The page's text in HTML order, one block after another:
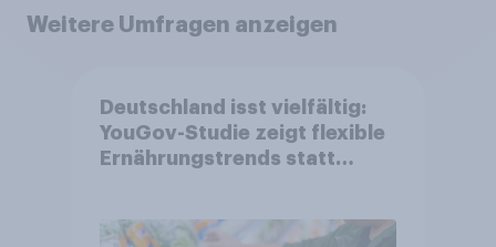
Weitere Umfragen anzeigen
Deutschland isst vielfältig:
YouGov-Studie zeigt flexible
Ernährungstrends statt